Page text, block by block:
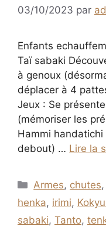
03/10/2023 par
Enfants
Taï sabaki
à genoux
déplacer à 4
Jeux : Se
(mémoriser les
Hammi
debout) … Lire la
Catégories
Armes, chutes,
henka, irimi,
sabaki, Tanto,